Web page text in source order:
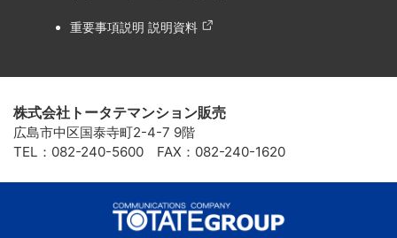
重要事項説明 説明資料
株式会社トータテマンション販売
広島市中区国泰寺町2-4-7 9階
TEL：082-240-5600 FAX：082-240-1620